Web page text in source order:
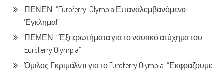
ΠΕΝΕΝ: “Euroferry Olympia Επαναλαμβανόμενο
Έγκλημα!”
ΠΕΜΕΝ: “Έξι ερωτήματα για το ναυτικό ατύχημα του
Euroferry Olympia”
Όμιλος Γκριμάλντι για το Euroferry Olympia: “Εκφράζουμε